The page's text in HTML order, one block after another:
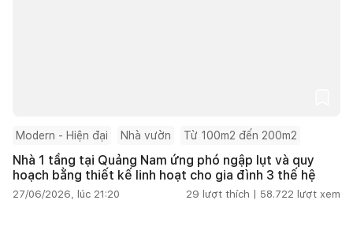
Modern - Hiện đại Nhà vườn Từ 100m2 đến 200m2
Nhà 1 tầng tại Quảng Nam ứng phó ngập lụt và quy
hoạch bằng thiết kế linh hoạt cho gia đình 3 thế hệ
27/06/2026, lúc 21:20 29 lượt thích | 58.722 lượt xem